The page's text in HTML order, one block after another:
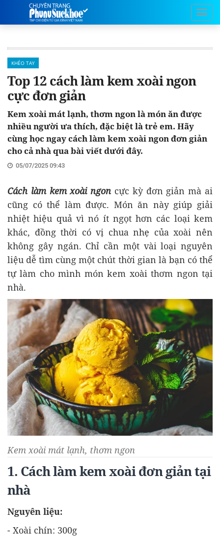
KHÉO TAY
Top 12 cách làm kem xoài ngon
cực đơn giản
Kem xoài mát lạnh, thơm ngon là món ăn được
nhiều người ưa thích, đặc biệt là trẻ em. Hãy
cùng học ngay cách làm kem xoài ngon đơn giản
cho cả nhà qua bài viết dưới đây.
05/07/2025 09:43
Cách làm kem xoài ngoncực kỳ đơn giản mà ai
cũng có thể làm được. Món ăn này giúp giải
nhiệt hiệu quả vì nó ít ngọt hơn các loại kem
khác, đồng thời có vị chua nhẹ của xoài nên
không gây ngán. Chỉ cần một vài loại nguyên
liệu dễ tìm cùng một chút thời gian là bạn có thể
tự làm cho mình món kem xoài thơm ngon tại
nhà.
Kem xoài mát lạnh, thơm ngon
1. Cách làm kem xoài đơn giản tại
nhà
Nguyên liệu:
- Xoài chín: 300g